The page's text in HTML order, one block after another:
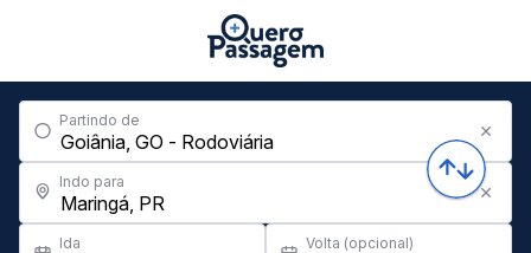
Partindo de
Indo para
Ida Volta (opcional)